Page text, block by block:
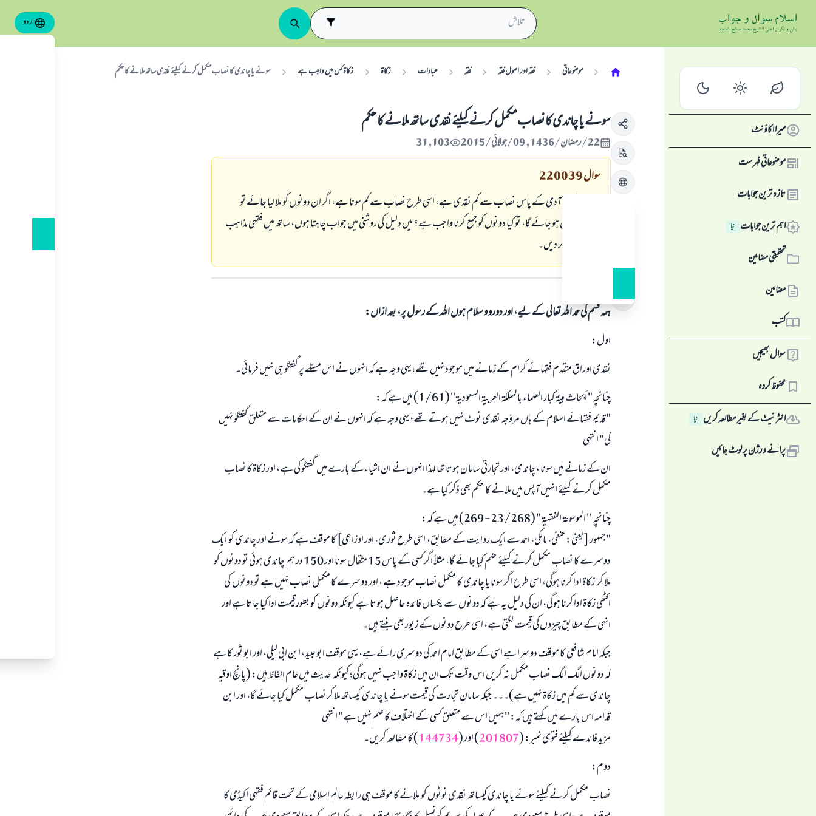
اردو
میرا اکاؤنٹ
موضوعاتی فہرست
تازہ ترین جوابات
اہم ترین جوابات نِیا
تحقیقی مضامین
مضامین
کتب
سوال بھیجیں
محفوظ کردہ
انٹرنیٹ کے بغیر مطالعہ کریں نِیا
پرانے ورژن پر لوٹ جائیں
موضوعاتی فقہ اور اصول فقہ فقہ عبادات زکاۃ زکاۃ کس میں واجب ہے سونے یا چاندی کا نصاب مکمل کرنے کیلئے نقدی ساتھ ملانے کا حکم
سونے یا چاندی کا نصاب مکمل کرنے کیلئے نقدی ساتھ ملانے کا حکم
22/رمضان/1436 , 09/جولائی/2015 31,103
سوال220039
سوال: ایک آدمی کے پاس نصاب سے کم نقدی ہے، اسی طرح نصاب سے کم سونا ہے، اگر ان دونوں کو ملا لیا جائے تو
نصاب مکمل ہو جائے گا، تو کیا دونوں کو جمع کرنا واجب ہے؟ میں دلیل کی روشنی میں جواب چاہتا ہوں، ساتھ میں فقہی مذاہب
کی توضیح بھی کر دیں۔
ہمہ قسم کی حمد اللہ تعالی کے لیے، اور دورو و سلام ہوں اللہ کے رسول پر، بعد ازاں:
اول:
نقدی اوراق متقدم فقہائے کرام کے زمانے میں موجود نہیں تھے؛ یہی وجہ ہے کہ انہوں نے اس مسئلے پر گفتگو ہی نہیں فرمائی۔
چنانچہ " أبحاث هيئة كبار العلماء بالمملكة العربية السعودية " (1/61) میں ہے کہ:
"قدیم فقہائے اسلام کے ہاں مروّجہ نقدی نوٹ نہیں ہوتے تھے؛ یہی وجہ ہے کہ انہوں نے ان کے احکامات سے متعلق گفتگو نہیں
کی" انتہی
ان کے زمانے میں سونا ، چاندی، اور تجارتی سامان ہوتا تھا لہذا انہوں نے ان اشیاء کے بارے میں گفتگو کی ہے، اور زکاۃ کا نصاب
مکمل کرنے کیلئے انہیں آپس میں ملانے کا حکم بھی ذکر کیا ہے۔
چنانچہ " الموسوعة الفقهية " (23/268 - 269) میں ہے کہ:
"جمہور [یعنی: حنفی، مالکی، احمد سے ایک روایت کے مطابق، اسی طرح ثوری، اور اوزاعی] کا موقف ہے کہ سونے اور چاندی کو ایک
دوسرے کا نصاب مکمل کرنے کیلئے ضم کیا جائے گا، مثلاً اگر کسی کے پاس 15 مثقال سونا اور 150 درہم چاندی ہوئی تو دونوں کو
ملا کر زکاۃ ادا کرنا ہوگی، اسی طرح اگر سونا یا چاندی کا مکمل نصاب موجود ہے ، اور دوسرے کا مکمل نصاب نہیں ہے تو دونوں کی
اکٹھی زکاۃ ادا کرنا ہوگی، ان کی دلیل یہ ہے کہ دونوں سے یکساں فائدہ حاصل ہوتا ہے کیونکہ دونوں کو بطور قیمت ادا کیا جاتا ہے اور
انہی کے مطابق چیزوں کی قیمت لگتی ہے، اسی طرح دونوں کے زیور بھی بنتے ہیں۔
جبکہ امام شافعی کا موقف دوسرا ہے اسی کے مطابق امام احمد کی دوسری رائے ہے، یہی موقف ابو عبید، ابن ابی لیلی، اور ابو ثور کا ہے
کہ دونوں الگ الگ نصاب مکمل نہ کریں اس وقت تک ان میں زکاۃ واجب نہیں ہوگی؛ کیونکہ حدیث میں عام الفاظ ہیں: (پانچ اوقیہ
چاندی سے کم میں زکاۃ نہیں ہے)۔۔۔ جبکہ سامانِ تجارت کی قیمت سونے یا چاندی کیساتھ ملا کر نصاب مکمل کیا جائے گا، اور ابن
قدامہ اس بارے میں کہتے ہیں کہ: "ہمیں اس سے متعلق کسی کے اختلاف کا علم نہیں ہے" انتہی
مزید فائدے کیلئے فتوی نمبر: (201807) اور (144734) کا مطالعہ کریں۔
دوم:
نصاب مکمل کرنے کیلئے سونے یا چاندی کیساتھ نقدی نوٹوں کو ملانے کا موقف ہی رابطہ عالم اسلامی کے تحت قائم فقہی اکیڈمی کا